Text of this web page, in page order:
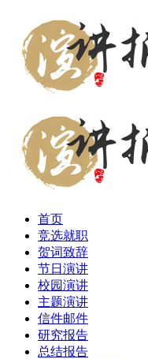
首页
竞选就职
贺词致辞
节日演讲
校园演讲
主题演讲
信件邮件
研究报告
总结报告